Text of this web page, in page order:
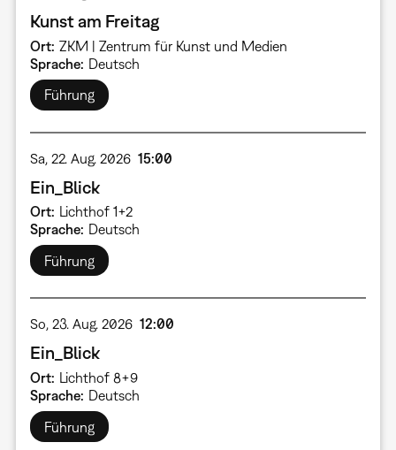
Kunst am Freitag
Ort ZKM | Zentrum für Kunst und Medien
Sprache Deutsch
Führung
Sa, 22. Aug. 2026 15:00
Ein_Blick
Ort Lichthof 1+2
Sprache Deutsch
Führung
So, 23. Aug. 2026 12:00
Ein_Blick
Ort Lichthof 8+9
Sprache Deutsch
Führung